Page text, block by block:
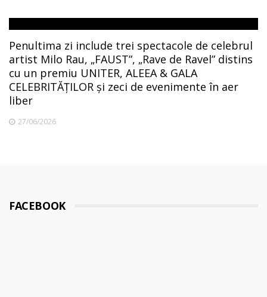
Penultima zi include trei spectacole de celebrul
artist Milo Rau, „FAUST”, „Rave de Ravel” distins
cu un premiu UNITER, ALEEA & GALA
CELEBRITĂȚILOR și zeci de evenimente în aer
liber
27/06/2026
FACEBOOK